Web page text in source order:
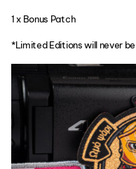
1 x Bonus Patch
*Limited Editions will never